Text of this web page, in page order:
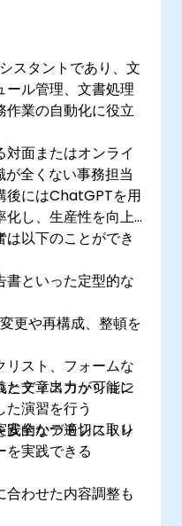
スタントであり、文
ール管理、文書処理
作業の自動化に役立
面またはオンライ
全くない事務担当
後にはChatGPTを用
化し、生産性を向上
。以下のことができ
書といった定型的な
更や再構成、整頓を
リスト、フォームな
た文章出力が可能に
全かつ適切に取り
を実践できる
とディスカッション
演習を行う
的なデモンストレ
わせた内容調整も